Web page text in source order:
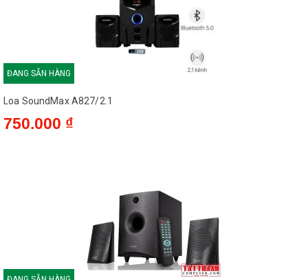
Điều khiển từ xa có
Kích thước loa siêu
trầm (WxDxH)
61 x 305 x 265 mm
Kích thước
Trọng lượng
Soundbar: 2kg
Loa siêu trầm: 3.2kg
ĐANG SẴN HÀNG
Loa SoundMax A827/2.1
750.000 ₫